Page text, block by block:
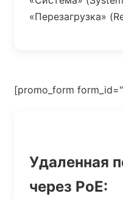
«Перезагрузка»
[promo_form
Удаленная
через PoE: